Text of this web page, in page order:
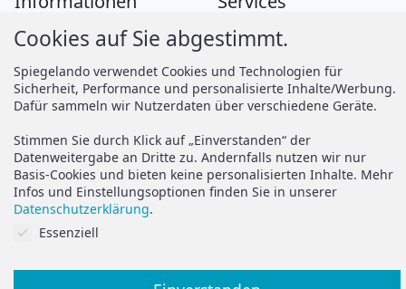
Zahlung
Versand
AGB
Vertrag widerrufen
Datenschutz
Impressum
Montageanleitungen
Spiegelando Magazin
Support
Brauchen Sie Hilfe oder
haben Sie Fragen?
Cookies auf Sie abgestimmt.
Spiegelando verwendet Cookies und Technologien für
Sicherheit, Performance und personalisierte Inhalte/Werbung.
Dafür sammeln wir Nutzerdaten über verschiedene Geräte.
Stimmen Sie durch Klick auf „Einverstanden“ der
Datenweitergabe an Dritte zu. Andernfalls nutzen wir nur
Basis-Cookies und bieten keine personalisierten Inhalte. Mehr
Infos und Einstellungsoptionen finden Sie in unserer
Datenschutzerklärung.
Cookies auf Sie abgestimmt.
Essenziell